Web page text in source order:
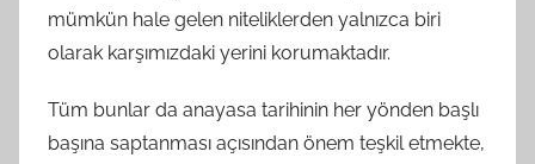
mümkün hale gelen niteliklerden yalnızca biri
olarak karşımızdaki yerini korumaktadır.
Tüm bunlar da anayasa tarihinin her yönden başlı
başına saptanması açısından önem teşkil etmekte,